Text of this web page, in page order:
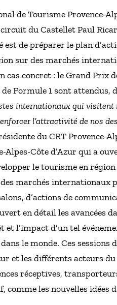
de Tourisme Provence-
du Castellet Paul
est de préparer le plan
sur des marchés
cas concret : le Grand Prix
Formule 1 sont
internationaux qui visitent
l’attractivité de nos
du CRT Provence-
Alpes-Côte d’Azur qui a
le tourisme en
marchés internationaux
d’actions de
en détail les avancées
et l’impact d’un tel
le monde. Ces sessions
et les différents acteurs
réceptives,
comme les nouvelles idées